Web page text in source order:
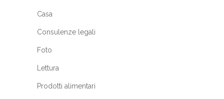
Casa
Consulenze legali
Foto
Lettura
Prodotti alimentari